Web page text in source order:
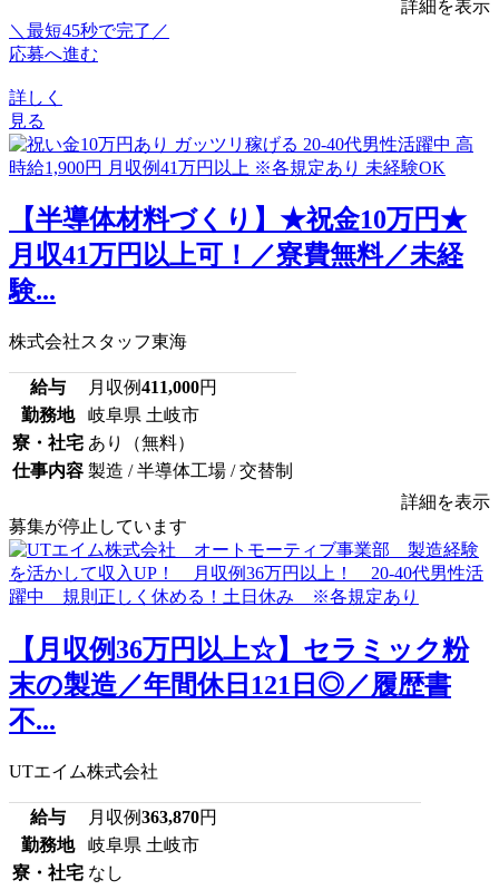
詳細を表示
＼最短45秒で完了／
応募へ進む
詳しく
見る
【半導体材料づくり】★祝金10万円★
月収41万円以上可！／寮費無料／未経
験...
株式会社スタッフ東海
給与 月収例411,000円
勤務地
岐阜県 土岐市
寮・社宅 あり（無料）
仕事内容 製造 / 半導体工場 / 交替制
詳細を表示
募集が停止しています
【月収例36万円以上☆】セラミック粉
末の製造／年間休日121日◎／履歴書
不...
UTエイム株式会社
給与 月収例363,870円
勤務地
岐阜県 土岐市
寮・社宅 なし